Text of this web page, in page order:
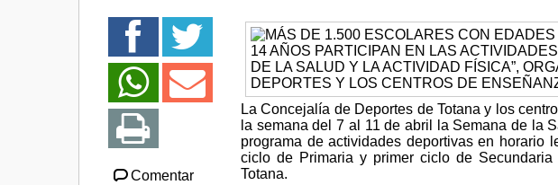
Comentar
La Concejalía de Deportes de Totana y los
la semana del 7 al 11 de abril la Semana de la
programa de actividades deportivas en horario
ciclo de Primaria y primer ciclo de
Totana.